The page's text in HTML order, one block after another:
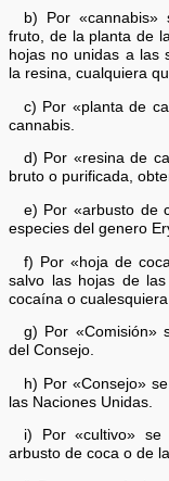
b) Por «cannabis»
fruto, de la planta de
hojas no unidas a las
la resina, cualquiera
c) Por «planta de
cannabis.
d) Por «resina de
bruto o purificada,
e) Por «arbusto de
especies del genero
f) Por «hoja de
salvo las hojas de
cocaína o
g) Por «Comisión»
del Consejo.
h) Por «Consejo»
las Naciones Unidas.
i) Por «cultivo» se
arbusto de coca o de